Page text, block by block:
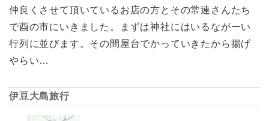
仲良くさせて頂いているお店の方とその常連さんたち
で酉の市にいきました。まずは神社にはいるながーい
行列に並びます。その間屋台でかっていきたから揚げ
やらい…
伊豆大島旅行